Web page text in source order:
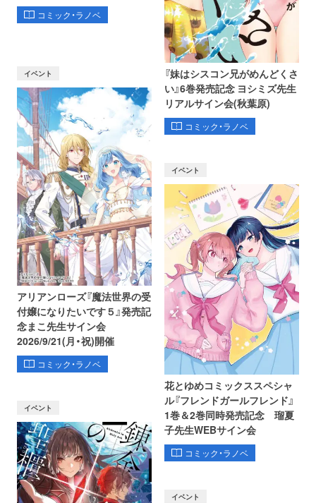
コミック・ラノベ
『妹はシスコン兄がめんどくさ
い』6巻発売記念 ヨシミズ先生
リアルサイン会(秋葉原)
コミック・ラノベ
イベント
アリアンローズ『魔法世界の受
付嬢になりたいです５』発売記
念まこ先生サイン会
2026/9/21(月・祝)開催
コミック・ラノベ
イベント
花とゆめコミックススペシャ
ル『フレンドガールフレンド』
1巻＆2巻同時発売記念 瑠夏
子先生WEBサイン会
コミック・ラノベ
イベント
イベント